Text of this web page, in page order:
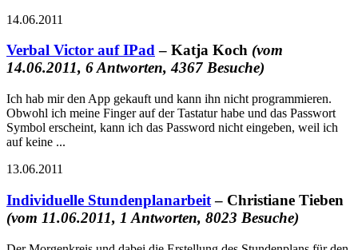
14.06.2011
Verbal Victor auf IPad– Katja Koch (vom
14.06.2011, 6 Antworten, 4367 Besuche)
Ich hab mir den App gekauft und kann ihn nicht programmieren.
Obwohl ich meine Finger auf der Tastatur habe und das Passwort
Symbol erscheint, kann ich das Password nicht eingeben, weil ich
auf keine ...
13.06.2011
Individuelle Stundenplanarbeit– Christiane Tieben
(vom 11.06.2011, 1 Antworten, 8023 Besuche)